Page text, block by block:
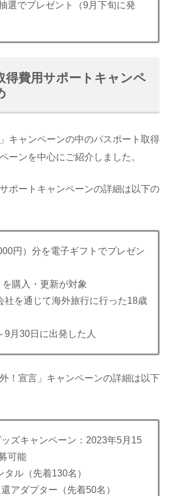
選でプレゼント（9月下旬に発
得費用サポートキャンペ
キャンペーンの中のパスポート取得
ーンを中心にご紹介しました。
ポートキャンペーンの詳細は以下の
円）分を電子ギフトでプレゼン
を購入・更新が対象
社を通じて海外旅行に行った18歳
9月30日に出発した人
！宣言」キャンペーンの詳細は以下
ッズキャンペーン：2023年5月15
可能
ル（先着130名）
アダプター（先着50名）